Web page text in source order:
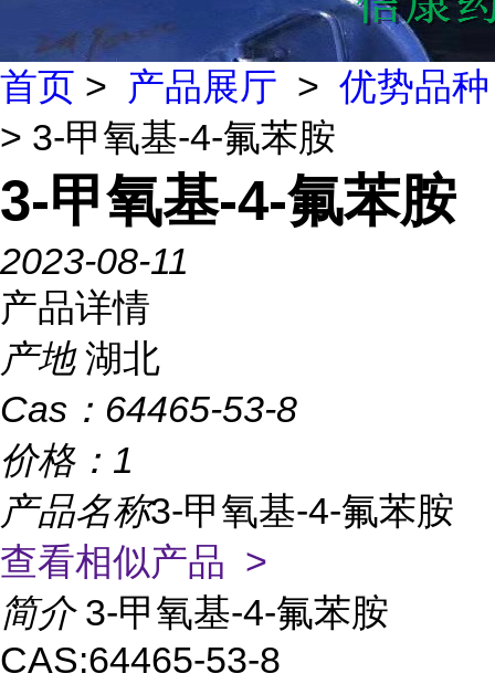
首页 > 产品展厅 > 优势品种
> 3-甲氧基-4-氟苯胺
3-甲氧基-4-氟苯胺
2023-08-11
产品详情
产地 湖北
Cas： 64465-53-8
价格： 1
产品名称3-甲氧基-4-氟苯胺
查看相似产品 >
简介 3-甲氧基-4-氟苯胺
CAS:64465-53-8